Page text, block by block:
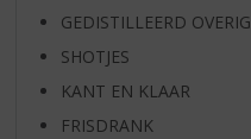
GEDISTILLEERD OVERIG
SHOTJES
KANT EN KLAAR
FRISDRANK